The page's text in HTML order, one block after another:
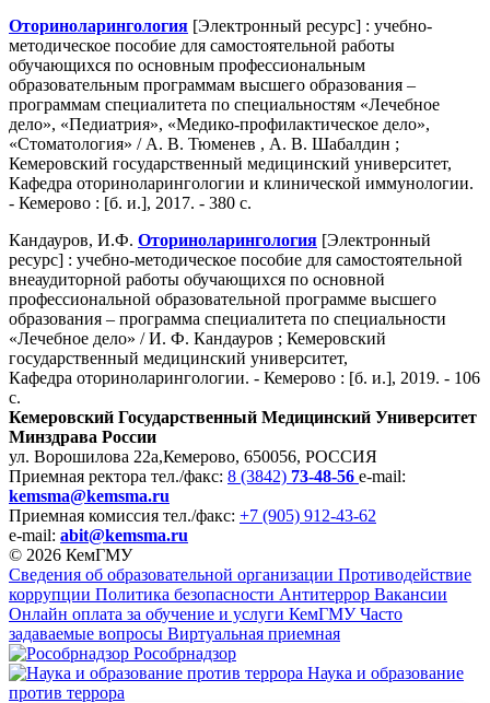
Оториноларингология [Электронный ресурс] : учебно-
методическое пособие для самостоятельной работы
обучающихся по основным профессиональным
образовательным программам высшего образования –
программам специалитета по специальностям «Лечебное
дело», «Педиатрия», «Медико-профилактическое дело»,
«Стоматология» / А. В. Тюменев , А. В. Шабалдин ;
Кемеровский государственный медицинский университет,
Кафедра оториноларингологии и клинической иммунологии.
- Кемерово : [б. и.], 2017. - 380 с.
Кандауров, И.Ф. Оториноларингология [Электронный
ресурс] : учебно-методическое пособие для самостоятельной
внеаудиторной работы обучающихся по основной
профессиональной образовательной программе высшего
образования – программа специалитета по специальности
«Лечебное дело» / И. Ф. Кандауров ; Кемеровский
государственный медицинский университет,
Кафедра оториноларингологии. - Кемерово : [б. и.], 2019. - 106
с.
Кемеровский Государственный Медицинский Университет
Минздрава России
ул. Ворошилова 22а,Кемерово, 650056, РОССИЯ
Приемная ректора тел./факс: 8 (3842) 73-48-56 e-mail:
kemsma@kemsma.ru
Приемная комиссия тел./факс: +7 (905) 912-43-62
e-mail: abit@kemsma.ru
© 2026 КемГМУ
Сведения об образовательной организации Противодействие
коррупции Политика безопасности Антитеррор Вакансии
Онлайн оплата за обучение и услуги КемГМУ Часто
задаваемые вопросы Виртуальная приемная
Рособрнадзор
Наука и образование
против террора